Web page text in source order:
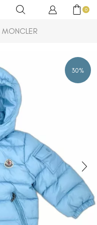
0
MONCLER
30%